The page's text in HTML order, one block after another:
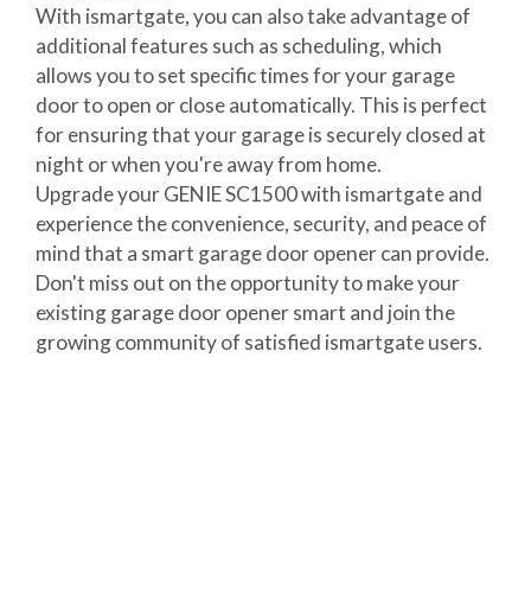
With ismartgate, you can also take advantage of
additional features such as scheduling, which
allows you to set specific times for your garage
door to open or close automatically. This is perfect
for ensuring that your garage is securely closed at
night or when you're away from home.
Upgrade your GENIE SC1500 with ismartgate and
experience the convenience, security, and peace of
mind that a smart garage door opener can provide.
Don't miss out on the opportunity to make your
existing garage door opener smart and join the
growing community of satisfied ismartgate users.